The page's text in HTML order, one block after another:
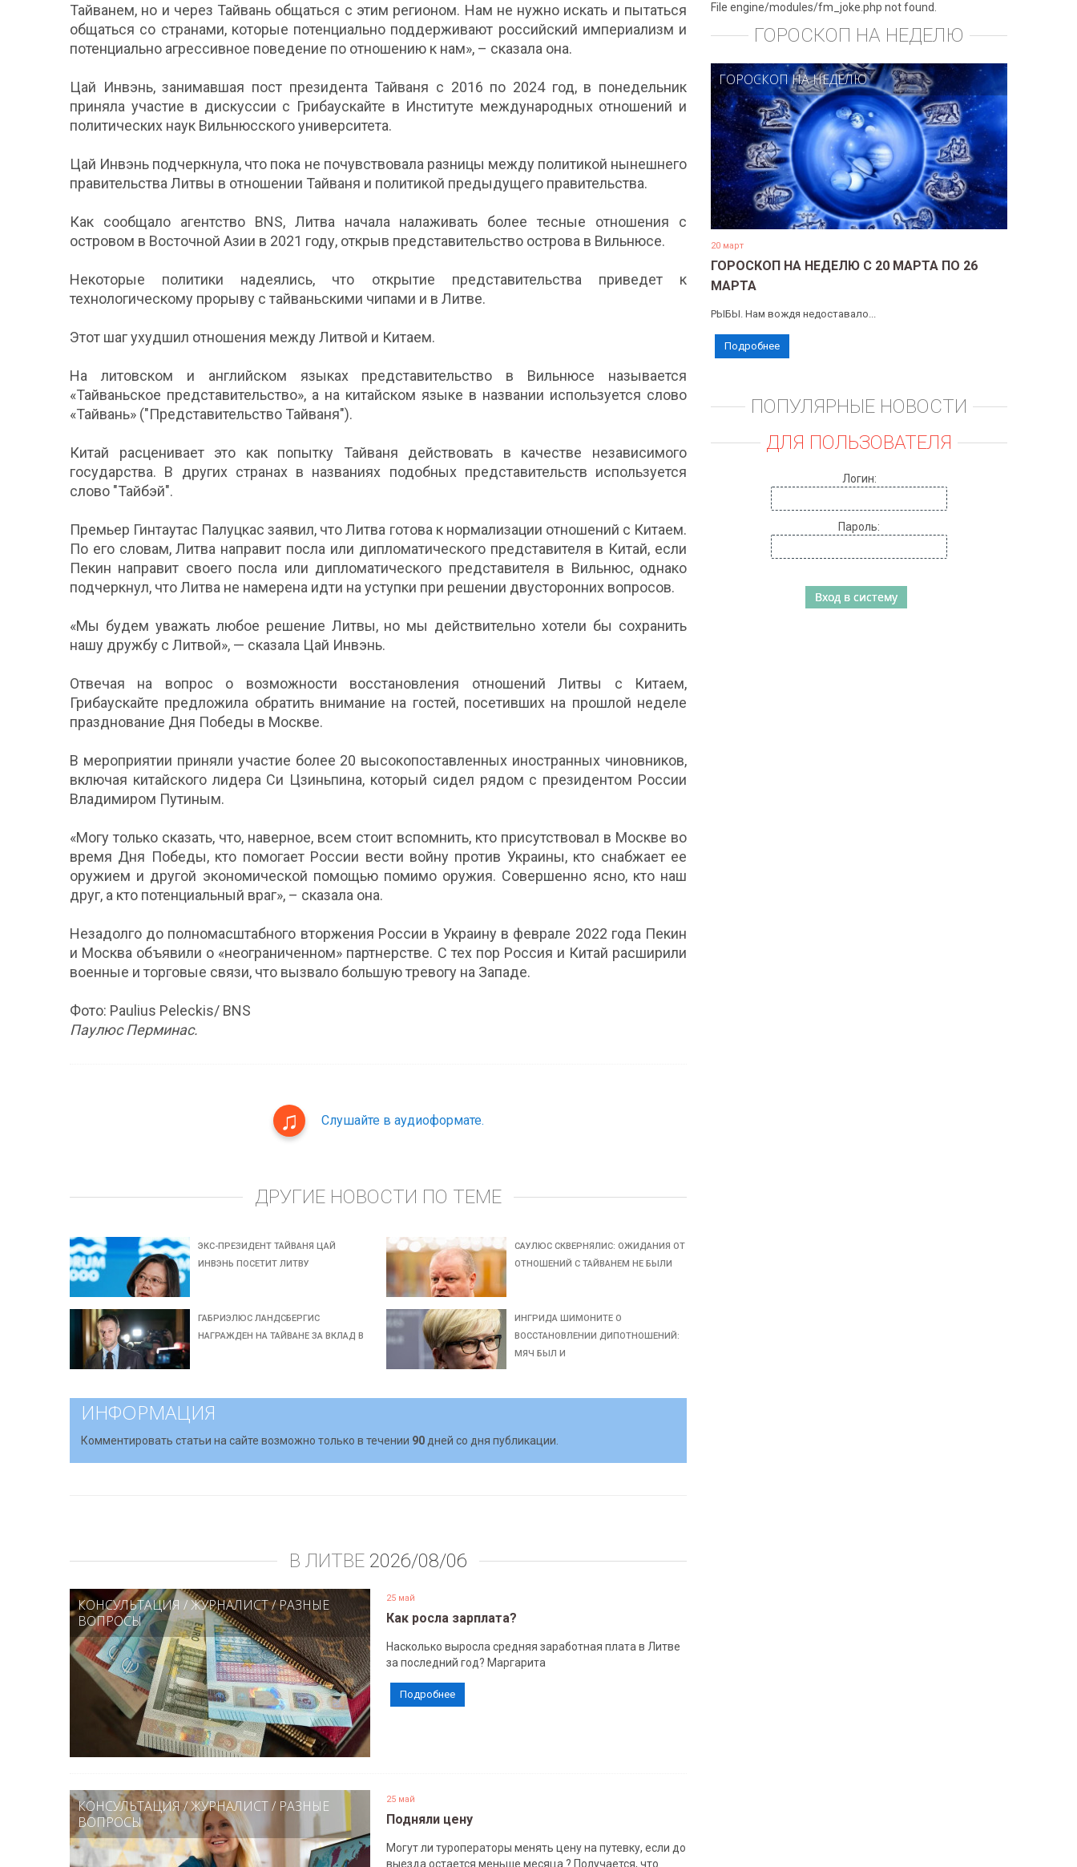
Тайванем, но и через Тайвань общаться с этим регионом. Нам не нужно искать и пытаться
общаться со странами, которые потенциально поддерживают российский империализм и
потенциально агрессивное поведение по отношению к нам», – сказала она.
Цай Инвэнь, занимавшая пост президента Тайваня с 2016 по 2024 год, в понедельник
приняла участие в дискуссии с Грибаускайте в Институте международных отношений и
политических наук Вильнюсского университета.
Цай Инвэнь подчеркнула, что пока не почувствовала разницы между политикой нынешнего
правительства Литвы в отношении Тайваня и политикой предыдущего правительства.
Как сообщало агентство BNS, Литва начала налаживать более тесные отношения с
островом в Восточной Азии в 2021 году, открыв представительство острова в Вильнюсе.
Некоторые политики надеялись, что открытие представительства приведет к
технологическому прорыву с тайваньскими чипами и в Литве.
Этот шаг ухудшил отношения между Литвой и Китаем.
На литовском и английском языках представительство в Вильнюсе называется
«Тайваньское представительство», а на китайском языке в названии используется слово
«Тайвань» ("Представительство Тайваня").
Китай расценивает это как попытку Тайваня действовать в качестве независимого
государства. В других странах в названиях подобных представительств используется
слово "Тайбэй".
Премьер Гинтаутас Палуцкас заявил, что Литва готова к нормализации отношений с Китаем.
По его словам, Литва направит посла или дипломатического представителя в Китай, если
Пекин направит своего посла или дипломатического представителя в Вильнюс, однако
подчеркнул, что Литва не намерена идти на уступки при решении двусторонних вопросов.
«Мы будем уважать любое решение Литвы, но мы действительно хотели бы сохранить
нашу дружбу с Литвой», — сказала Цай Инвэнь.
Отвечая на вопрос о возможности восстановления отношений Литвы с Китаем,
Грибаускайте предложила обратить внимание на гостей, посетивших на прошлой неделе
празднование Дня Победы в Москве.
В мероприятии приняли участие более 20 высокопоставленных иностранных чиновников,
включая китайского лидера Си Цзиньпина, который сидел рядом с президентом России
Владимиром Путиным.
«Могу только сказать, что, наверное, всем стоит вспомнить, кто присутствовал в Москве во
время Дня Победы, кто помогает России вести войну против Украины, кто снабжает ее
оружием и другой экономической помощью помимо оружия. Совершенно ясно, кто наш
друг, а кто потенциальный враг», – сказала она.
Незадолго до полномасштабного вторжения России в Украину в феврале 2022 года Пекин
и Москва объявили о «неограниченном» партнерстве. С тех пор Россия и Китай расширили
военные и торговые связи, что вызвало большую тревогу на Западе.
Фото: Paulius Peleckis/ BNS
Паулюс Перминас.
Слушайте в аудиоформате.
ДРУГИЕ НОВОСТИ ПО ТЕМЕ
ЭКС-ПРЕЗИДЕНТ ТАЙВАНЯ ЦАЙ
ИНВЭНЬ ПОСЕТИТ ЛИТВУ
САУЛЮС СКВЕРНЯЛИС: ОЖИДАНИЯ ОТ
ОТНОШЕНИЙ С ТАЙВАНЕМ НЕ БЫЛИ
ГАБРИЭЛЮС ЛАНДСБЕРГИС
НАГРАЖДЕН НА ТАЙВАНЕ ЗА ВКЛАД В
ИНГРИДА ШИМОНИТЕ О
ВОССТАНОВЛЕНИИ ДИПОТНОШЕНИЙ:
МЯЧ БЫЛ И
ИНФОРМАЦИЯ
Комментировать статьи на сайте возможно только в течении 90 дней со дня публикации.
В ЛИТВЕ 2026/08/06
КОНСУЛЬТАЦИЯ /ЖУРНАЛИСТ/РАЗНЫЕ
ВОПРОСЫ
25 май
Как росла зарплата?
Насколько выросла средняя заработная плата в Литве
за последний год? Маргарита
Подробнее
КОНСУЛЬТАЦИЯ/ЖУРНАЛИСТ/ РАЗНЫЕ
ВОПРОСЫ
25 май
Подняли цену
Могут ли туроператоры менять цену на путевку, если до
выезда остается меньше месяца ? Получается, что
File engine/modules/fm_joke.php not found.
ГОРОСКОП НА НЕДЕЛЮ
ГОРОСКОП НА НЕДЕЛЮ
20 март
ГОРОСКОП НА НЕДЕЛЮ С 20 МАРТА ПО 26
МАРТА
РЫБЫ. Нам вождя недоставало...
Подробнее
ПОПУЛЯРНЫЕ НОВОСТИ
ДЛЯ ПОЛЬЗОВАТЕЛЯ
Логин:
Пароль: